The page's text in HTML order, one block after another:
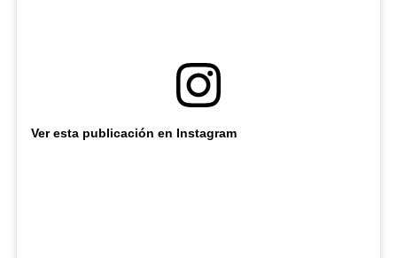
Ver esta publicación en Instagram